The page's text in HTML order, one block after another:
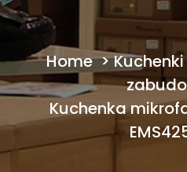
Home>
Kuchenka